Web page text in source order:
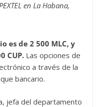
en La Habana,
es de 2 500 MLC, y
CUP. Las opciones de
a través de la
bancario.
jefa del departamento